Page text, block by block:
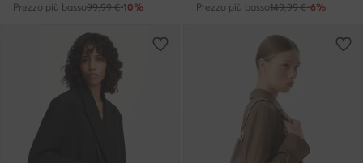
Prezzo più basso99,99 €-10%
Prezzo più basso149,99 €-6%